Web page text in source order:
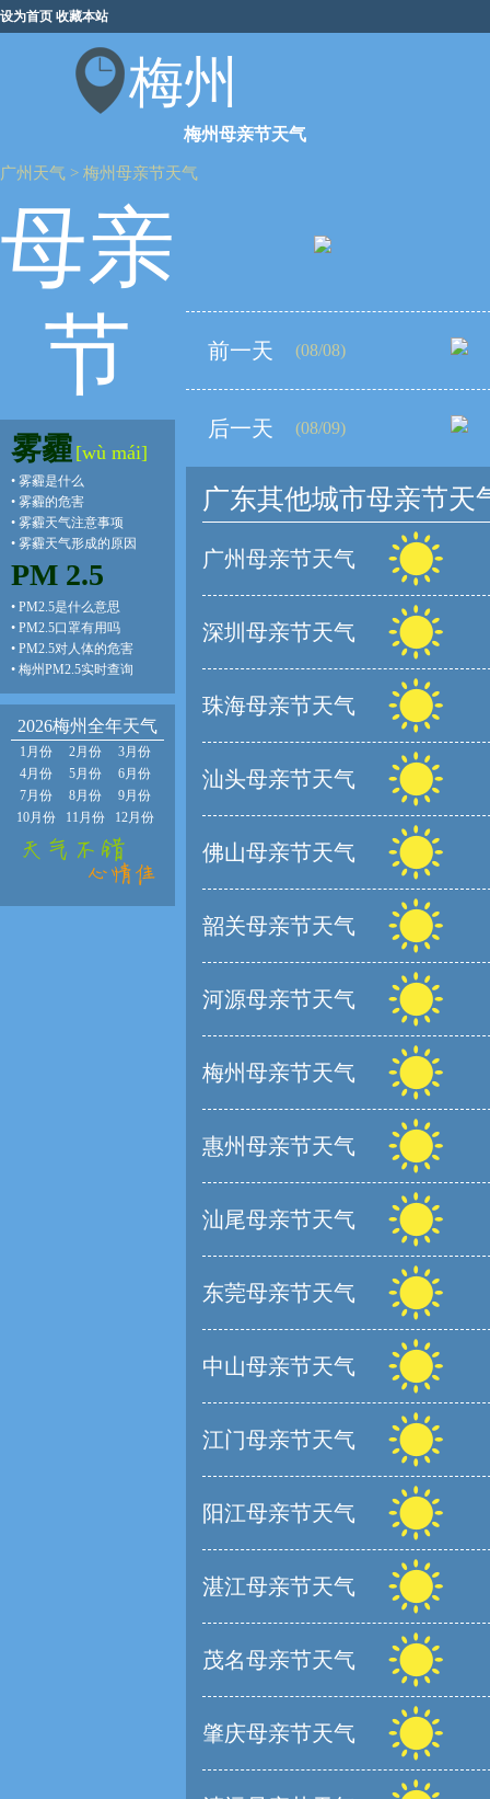
设为首页 收藏本站
梅州
梅州母亲节天气
广州天气 > 梅州母亲节天气
母亲
节
雾霾 [wù mái]
• 雾霾是什么
• 雾霾的危害
• 雾霾天气注意事项
• 雾霾天气形成的原因
PM 2.5
• PM2.5是什么意思
• PM2.5口罩有用吗
• PM2.5对人体的危害
• 梅州PM2.5实时查询
2026梅州全年天气
1月份 2月份
3月份
4月份
5月份
6月份
7月份
8月份
9月份
10月份
11月份 12月份
前一天 (08/08)
后一天 (08/09)
广东其他城市母亲节天
广州母亲节天气
深圳母亲节天气
珠海母亲节天气
汕头母亲节天气
佛山母亲节天气
韶关母亲节天气
河源母亲节天气
梅州母亲节天气
惠州母亲节天气
汕尾母亲节天气
东莞母亲节天气
中山母亲节天气
江门母亲节天气
阳江母亲节天气
湛江母亲节天气
茂名母亲节天气
肇庆母亲节天气